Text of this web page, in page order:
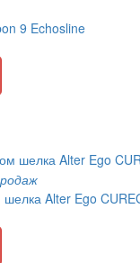
9 Echosline
Alter Ego